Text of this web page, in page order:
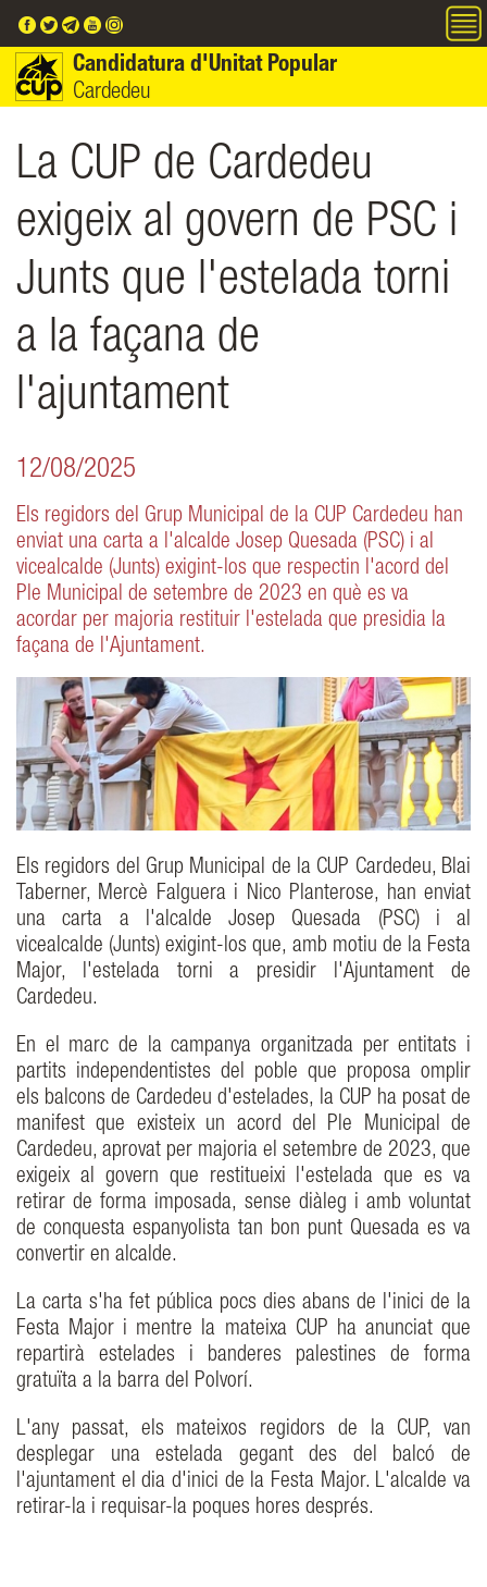
Candidatura d'Unitat Popular
Cardedeu
La CUP de Cardedeu
exigeix al govern de PSC i
Junts que l'estelada torni
a la façana de
l'ajuntament
12/08/2025
Els regidors del Grup Municipal de la CUP Cardedeu han
enviat una carta a l'alcalde Josep Quesada (PSC) i al
vicealcalde (Junts) exigint-los que respectin l'acord del
Ple Municipal de setembre de 2023 en què es va
acordar per majoria restituir l'estelada que presidia la
façana de l'Ajuntament.
Els regidors del Grup Municipal de la CUP Cardedeu, Blai
Taberner, Mercè Falguera i Nico Planterose, han enviat
una carta a l'alcalde Josep Quesada (PSC) i al
vicealcalde (Junts) exigint-los que, amb motiu de la Festa
Major, l'estelada torni a presidir l'Ajuntament de
Cardedeu.
En el marc de la campanya organitzada per entitats i
partits independentistes del poble que proposa omplir
els balcons de Cardedeu d'estelades, la CUP ha posat de
manifest que existeix un acord del Ple Municipal de
Cardedeu, aprovat per majoria el setembre de 2023, que
exigeix al govern que restitueixi l'estelada que es va
retirar de forma imposada, sense diàleg i amb voluntat
de conquesta espanyolista tan bon punt Quesada es va
convertir en alcalde.
La carta s'ha fet pública pocs dies abans de l'inici de la
Festa Major i mentre la mateixa CUP ha anunciat que
repartirà estelades i banderes palestines de forma
gratuïta a la barra del Polvorí.
L'any passat, els mateixos regidors de la CUP, van
desplegar una estelada gegant des del balcó de
l'ajuntament el dia d'inici de la Festa Major. L'alcalde va
retirar-la i requisar-la poques hores després.